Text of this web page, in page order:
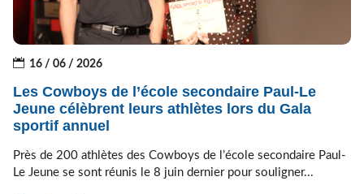
16 / 06 / 2026
Les Cowboys de l’école secondaire Paul-Le
Jeune célèbrent leurs athlètes lors du Gala
sportif annuel
Près de 200 athlètes des Cowboys de l’école secondaire Paul-
Le Jeune se sont réunis le 8 juin dernier pour souligner...